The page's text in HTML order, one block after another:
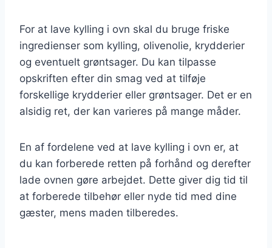
For at lave kylling i ovn skal du bruge friske
ingredienser som kylling, olivenolie, krydderier
og eventuelt grøntsager. Du kan tilpasse
opskriften efter din smag ved at tilføje
forskellige krydderier eller grøntsager. Det er en
alsidig ret, der kan varieres på mange måder.
En af fordelene ved at lave kylling i ovn er, at
du kan forberede retten på forhånd og derefter
lade ovnen gøre arbejdet. Dette giver dig tid til
at forberede tilbehør eller nyde tid med dine
gæster, mens maden tilberedes.